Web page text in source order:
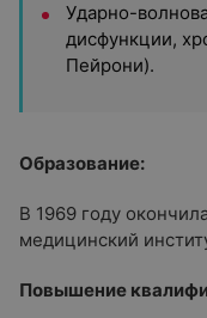
Ударно-
дисфункции,
Пейрони).
Образование:
В 1969 году
медицинский
Повышение